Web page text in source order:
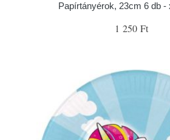
Papírtányérok, 23cm 6 db -
1 250 Ft